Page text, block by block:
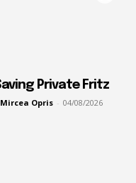
Private Fritz
Mircea Opris - 04/08/2026